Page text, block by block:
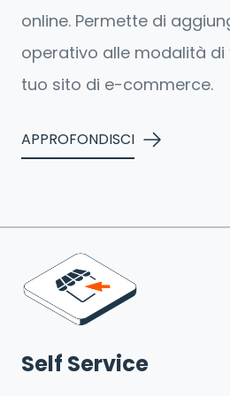
online. Permette di
operativo alle modalità di
tuo sito di e-commerce.
APPROFONDISCI
Self Service